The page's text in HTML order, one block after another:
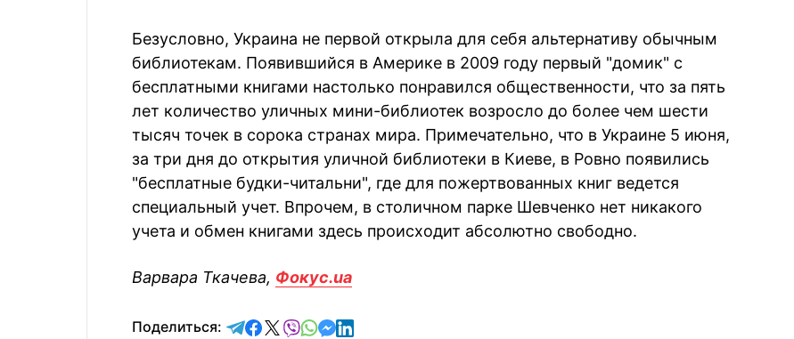
Безусловно, Украина не первой открыла для себя альтернативу обычным
библиотекам. Появившийся в Америке в 2009 году первый "домик" с
бесплатными книгами настолько понравился общественности, что за пять
лет количество уличных мини-библиотек возросло до более чем шести
тысяч точек в сорока странах мира. Примечательно, что в Украине 5 июня,
за три дня до открытия уличной библиотеки в Киеве, в Ровно появились
"бесплатные будки-читальни", где для пожертвованных книг ведется
специальный учет. Впрочем, в столичном парке Шевченко нет никакого
учета и обмен книгами здесь происходит абсолютно свободно.
Варвара Ткачева, Фокус.ua
Поделиться: отправить в Telegram
поделиться в Facebook
поделиться в X
отправить в Viber
отправить в Whatsapp
отправить в Messenger
отправить в LinkedIn